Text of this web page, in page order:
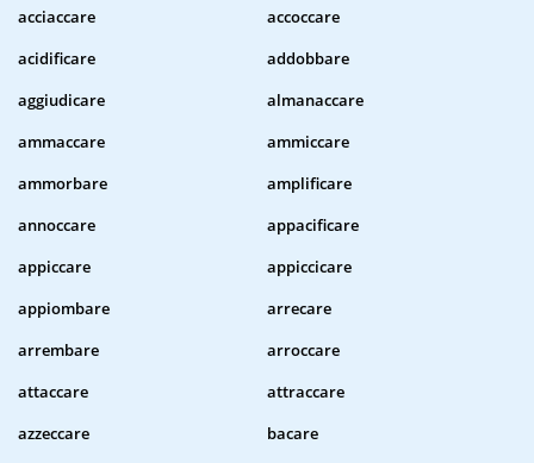
acciaccare
accoccare
acidificare
addobbare
aggiudicare
almanaccare
ammaccare
ammiccare
ammorbare
amplificare
annoccare
appacificare
appiccare
appiccicare
appiombare
arrecare
arrembare
arroccare
attaccare
attraccare
azzeccare
bacare